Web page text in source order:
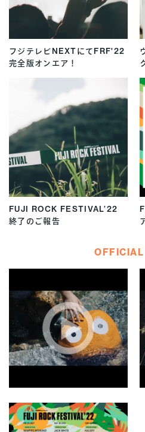
フジテレビNEXTにてFRF'22
完全版オンエア！
FUJI ROCK FESTIVAL’22
終了のご報告